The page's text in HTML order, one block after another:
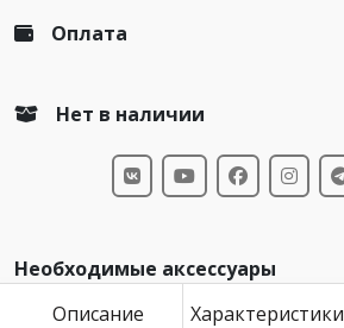
Оплата
Нет в наличии
Необходимые аксессуары
Описание
Характеристики